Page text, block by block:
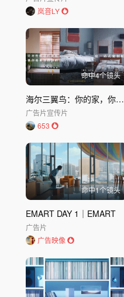
岚音LY
命中4个镜头
海尔三翼鸟：你的家，你说了算
广告片宣传片
653
命中1个镜头
EMART DAY 1｜EMART
广告片
广告映像